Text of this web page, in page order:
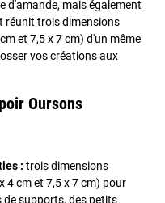
d'amande, mais également
réunit trois dimensions
et 7,5 x 7 cm) d'un même
vos créations aux
Oursons
: trois dimensions
4 cm et 7,5 x 7 cm) pour
supports, des petits